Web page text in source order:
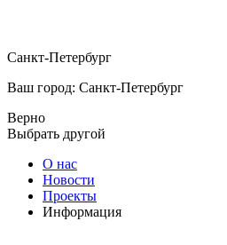
Санкт-Петербург
Ваш город: Санкт-Петербург
Верно
Выбрать другой
О нас
Новости
Проекты
Информация